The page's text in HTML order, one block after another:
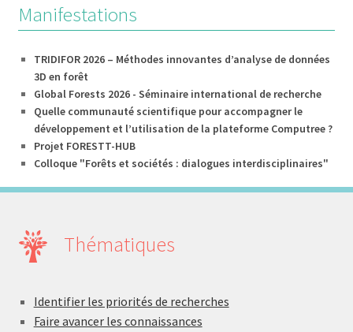
Manifestations
TRIDIFOR 2026 – Méthodes innovantes d’analyse de données
3D en forêt
Global Forests 2026 - Séminaire international de recherche
Quelle communauté scientifique pour accompagner le
développement et l’utilisation de la plateforme Computree ?
Projet FORESTT-HUB
Colloque "Forêts et sociétés : dialogues interdisciplinaires"
Thématiques
Identifier les priorités de recherches
Faire avancer les connaissances